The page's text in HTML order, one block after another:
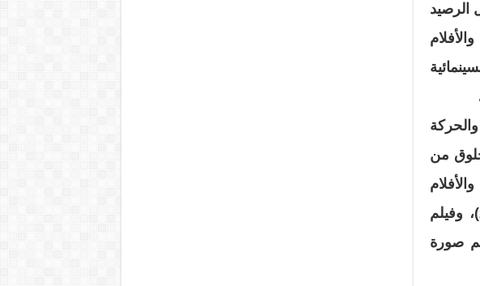
الرصيد
نحو 70 من الأعمال السينمائية
من
(1975) و»بليد رانر» (1982)، وفيلم «ثيلما ولويز» (1991)، والأفلام
التاريخية «المجالد» (2000) و»مملكة الجنة» (2005) و»روبن هود» (2010)، وفيلم
صورة